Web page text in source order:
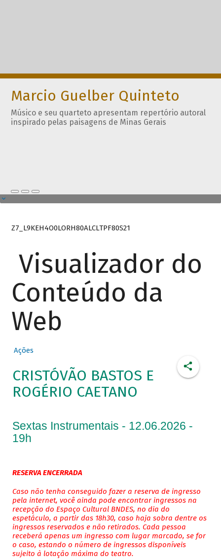
Marcio Guelber Quinteto
Músico e seu quarteto apresentam repertório autoral
inspirado pelas paisagens de Minas Gerais
Z7_L9KEH4O0LORH80ALCLTPF80S21
Visualizador do
Conteúdo da
Web
Ações
CRISTÓVÃO BASTOS E
ROGÉRIO CAETANO
Sextas Instrumentais - 12.06.2026 -
19h
RESERVA ENCERRADA
Caso não tenha conseguido fazer a reserva de ingresso
pela internet, você ainda pode encontrar ingressos na
recepção do Espaço Cultural BNDES, no dia do
espetáculo, a partir das 18h30, caso haja sobra dentre os
ingressos reservados e não retirados. Cada pessoa
receberá apenas um ingresso com lugar marcado, se for
o caso, estando o número de ingressos disponíveis
sujeito à lotação máxima do teatro.